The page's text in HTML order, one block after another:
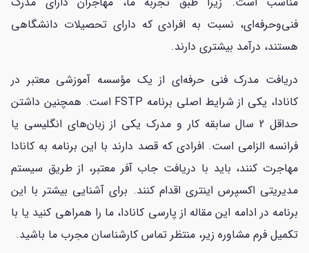
فنی‌وحرفه‌ای، نسبت به افرادی که دارای تحصیلات دانشگاهی
هستند، درآمد بیشتری دارند.
دریافت مدرک فنی حرفه‌ای از یک مؤسسه آموزشی معتبر در
کانادا، یکی از شرایط اصلی برنامه FSTP است. همچنین داشتن
حداقل 2 سال سابقه کار و مدرک یکی از زبان‌های انگلیسی یا
فرانسه الزامی است. افرادی که قصد دارند با این برنامه به کانادا
مهاجرت کنند، باید با دریافت جاب آفر معتبر، از طریق سیستم
مدیریتی اکسپرس اینتری اقدام کنند. برای آشنایی بیشتر با این
برنامه در ادامه این مقاله از پارسی کانادا، ما را همراهی کنید یا با
تکمیل فرم مشاوره زیر، منتظر تماس کارشناسان مجرب ما باشید.